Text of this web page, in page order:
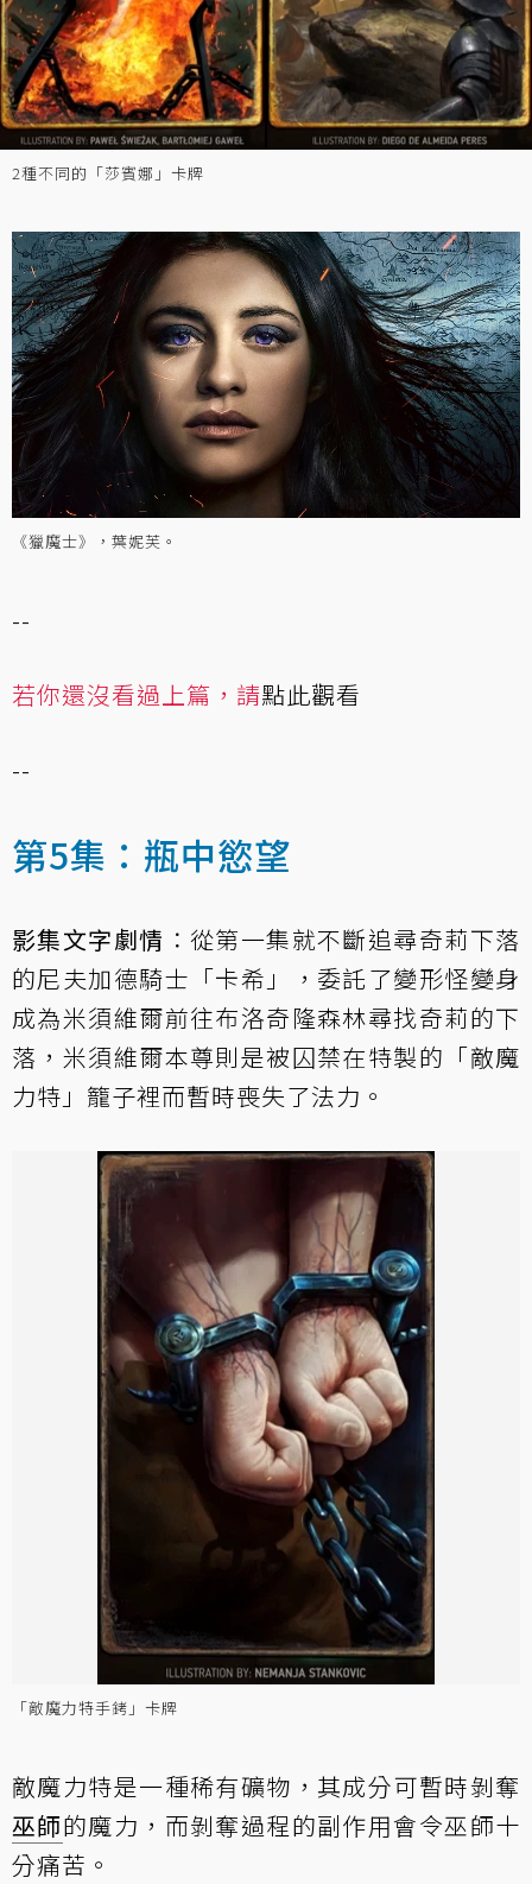
2種不同的「莎賓娜」卡牌
《獵魔士》，葉妮芙。
--
若你還沒看過上篇，請點此觀看
--
第5集：瓶中慾望
影集文字劇情 ：從第一集就不斷追尋奇莉下落
的尼夫加德騎士「卡希」，委託了變形怪變身
成為米須維爾前往布洛奇隆森林尋找奇莉的下
落，米須維爾本尊則是被囚禁在特製的「敵魔
力特」籠子裡而暫時喪失了法力。
「敵魔力特手銬」卡牌
敵魔力特是一種稀有礦物，其成分可暫時剝奪
巫師的魔力，而剝奪過程的副作用會令巫師十
分痛苦。